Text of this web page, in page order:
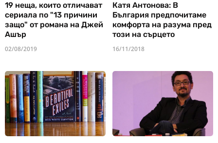
19 неща, които отличават
сериала по "13 причини
защо" от романа на Джей
Ашър
02/08/2019
Катя Антонова: В
България предпочитаме
комфорта на разума пред
този на сърцето
16/11/2018